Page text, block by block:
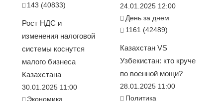
143 (40833)
Рост НДС и
изменения налоговой
системы коснутся
малого бизнеса
Казахстана
30.01.2025 11:00
Экономика
24.01.2025 12:00
День за днем
1161 (42489)
Казахстан VS
Узбекистан: кто круче
по военной мощи?
28.01.2025 11:00
Политика